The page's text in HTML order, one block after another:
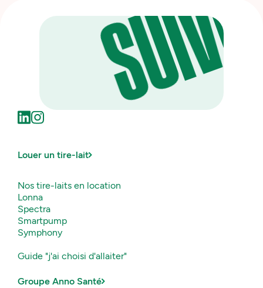
Louer un tire-lait
Nos tire-laits en location
Lonna
Spectra
Smartpump
Symphony
Guide "j'ai choisi d'allaiter"
Groupe Anno Santé